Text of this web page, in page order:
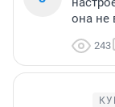
она не
243